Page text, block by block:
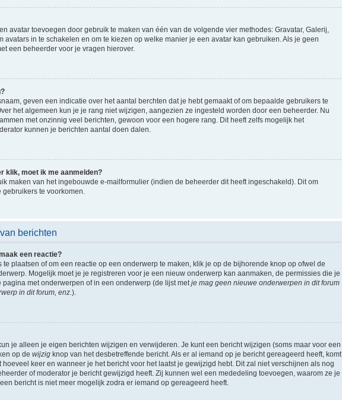
avatar toevoegen door gebruik te maken van één van de volgende vier methodes: Gravatar, Galerij,
avatars in te schakelen en om te kiezen op welke manier je een avatar kan gebruiken. Als je geen
een beheerder voor je vragen hierover.
geven een indicatie over het aantal berchten dat je hebt gemaakt of om bepaalde gebruikers te
het algemeen kun je je rang niet wijzigen, aangezien ze ingesteld worden door een beheerder. Nu
met onzinnig veel berichten, gewoon voor een hogere rang. Dit heeft zelfs mogelijk het
kunnen je berichten aantal doen dalen.
klik, moet ik me aanmelden?
maken van het ingebouwde e-mailformulier (indien de beheerder dit heeft ingeschakeld). Dit om
te voorkomen.
berichten
een reactie?
plaatsen of om een reactie op een onderwerp te maken, klik je op de bijhorende knop op ofwel de
Mogelijk moet je je registreren voor je een nieuw onderwerp kan aanmaken, de permissies die je
met onderwerpen of in een onderwerp (de lijst met je mag geen nieuwe onderwerpen in dit forum
in dit forum, enz. ).
je alleen je eigen berichten wijzigen en verwijderen. Je kunt een bericht wijzigen (soms maar voor een
op de wijzig knop van het desbetreffende bericht. Als er al iemand op je bericht gereageerd heeft, komt
keer en wanneer je het bericht voor het laatst je gewijzigd hebt. Dit zal niet verschijnen als nog
of moderator je bericht gewijzigd heeft. Zij kunnen wel een mededeling toevoegen, waarom ze je
bericht is niet meer mogelijk zodra er iemand op gereageerd heeft.